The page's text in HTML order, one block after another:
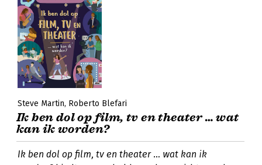
Steve Martin Roberto Blefari
Ik ben dol op film, tv en theater … wat
kan ik worden?
Ik ben dol op film, tv en theater … wat kan ik